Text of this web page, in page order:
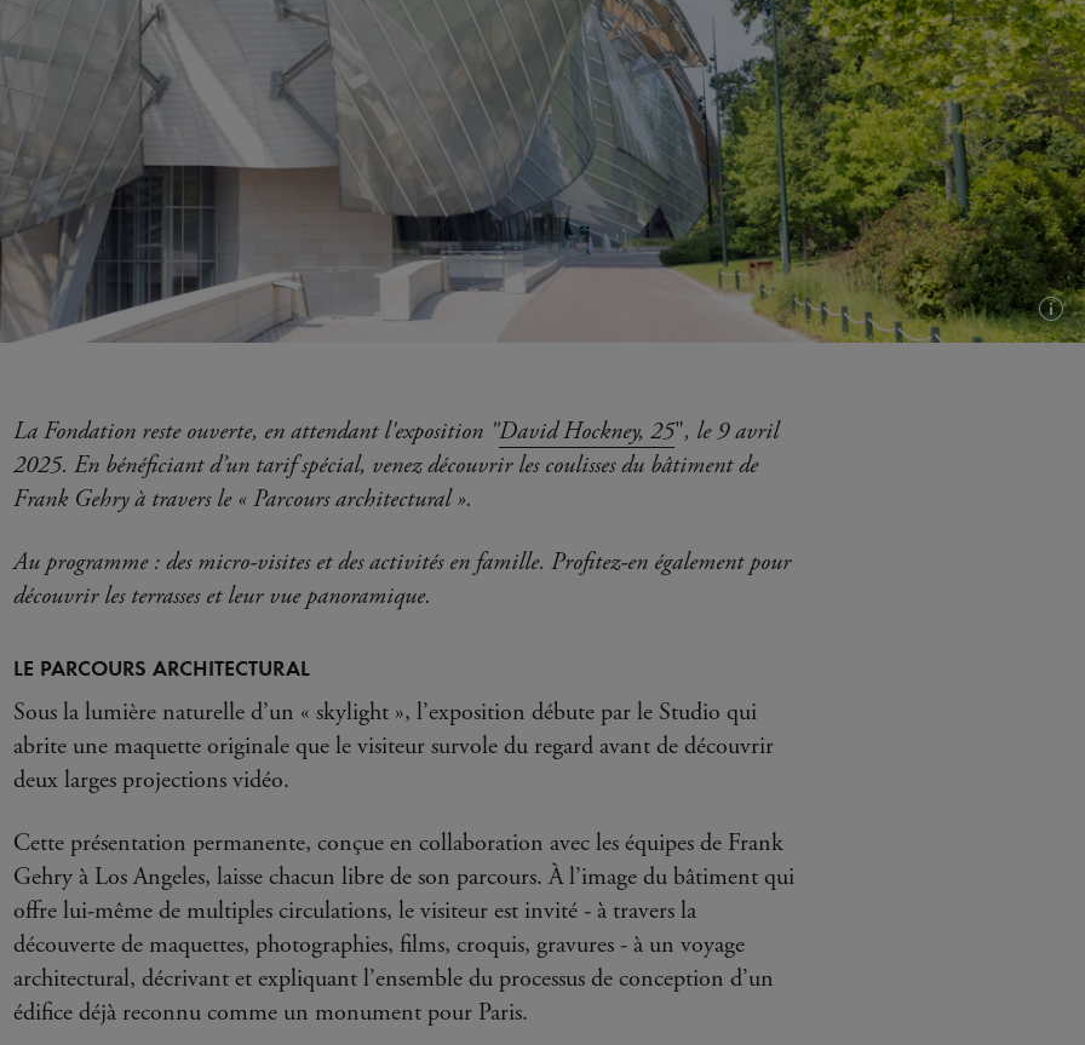
Plus
La Fondation reste ouverte, en attendant l'exposition "David Hockney, 25", le 9 avril
2025. En bénéficiant d’un tarif spécial, venez découvrir les coulisses du bâtiment de
Frank Gehry à travers le « Parcours architectural ».
Au programme : des micro-visites et des activités en famille. Profitez-en également pour
découvrir les terrasses et leur vue panoramique.
LE PARCOURS ARCHITECTURAL
Sous la lumière naturelle d’un « skylight », l’exposition débute par le Studio qui
abrite une maquette originale que le visiteur survole du regard avant de découvrir
deux larges projections vidéo.
Cette présentation permanente, conçue en collaboration avec les équipes de Frank
Gehry à Los Angeles, laisse chacun libre de son parcours. À l’image du bâtiment qui
offre lui-même de multiples circulations, le visiteur est invité - à travers la
découverte de maquettes, photographies, films, croquis, gravures - à un voyage
architectural, décrivant et expliquant l’ensemble du processus de conception d’un
édifice déjà reconnu comme un monument pour Paris.